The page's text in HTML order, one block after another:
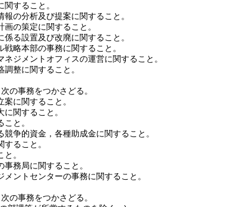
すること。
の分析及び提案に関すること。
の策定に関すること。
る設置及び改廃に関すること。
略本部の事務に関すること。
ネジメントオフィスの運営に関すること。
整に関すること。
の事務をつかさどる。
に関すること。
関すること。
と。
競争的資金，各種助成金に関すること。
ること。
。
務局に関すること。
メントセンターの事務に関すること。
の事務をつかさどる。